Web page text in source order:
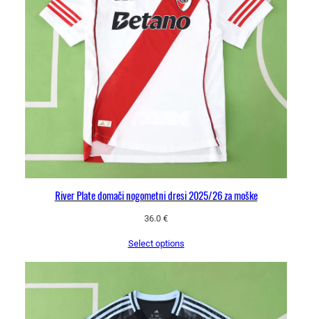
River Plate domači nogometni dresi 2025/26 za moške
36.0 €
Select options